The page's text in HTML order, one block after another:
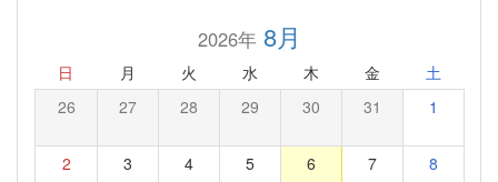
2026年8月
日 月 火 水 木 金 土
26 27 28 29 30 31 1
2 3 4 5 6 7 8